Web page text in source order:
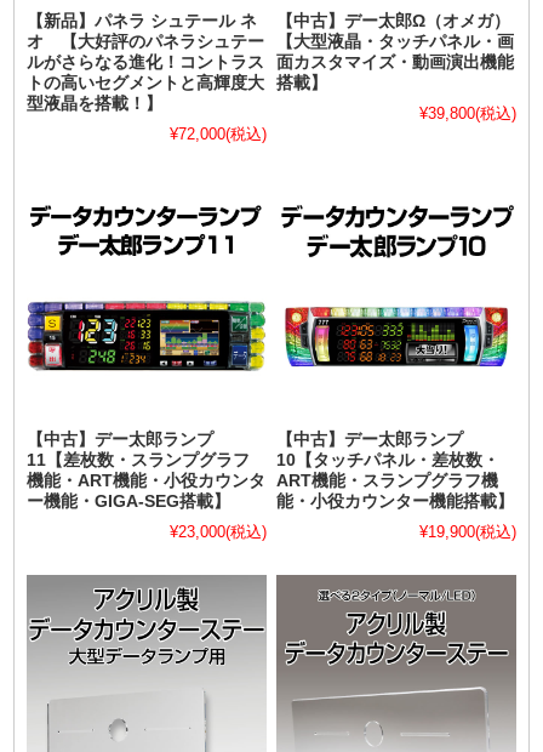
【新品】パネラ シュテール ネ
オ 【大好評のパネラシュテー
ルがさらなる進化！コントラス
トの高いセグメントと高輝度大
型液晶を搭載！】
¥72,000(税込)
【中古】デー太郎Ω（オメガ）
【大型液晶・タッチパネル・画
面カスタマイズ・動画演出機能
搭載】
¥39,800(税込)
【中古】デー太郎ランプ
11【差枚数・スランプグラフ
機能・ART機能・小役カウンタ
ー機能・GIGA-SEG搭載】
¥23,000(税込)
【中古】デー太郎ランプ
10【タッチパネル・差枚数・
ART機能・スランプグラフ機
能・小役カウンター機能搭載】
¥19,900(税込)